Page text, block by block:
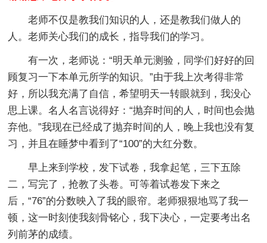
老师不仅是教我们知识的人，还是教我们做人的
人。老师关心我们的成长，指导我们的学习。
有一次，老师说：“明天单元测验，同学们好好的回
顾复习一下本单元所学的知识。”由于我上次考得非常
好，所以我充满了自信，希望明天一转眼就到，我没心
思上课。名人名言说得好：“抛弃时间的人，时间也会抛
弃他。”我现在已经成了抛弃时间的人，晚上我也没有复
习，并且在睡梦中看到了“100”的大红分数。
早上来到学校，发下试卷，我拿起笔，三下五除
二，写完了，抢教了头卷。可等着试卷发下来之
后，“76”的分数映入了我的眼帘。老师狠狠地骂了我一
顿，这一时刻使我刻骨铭心，我下决心，一定要考出名
列前茅的成绩。